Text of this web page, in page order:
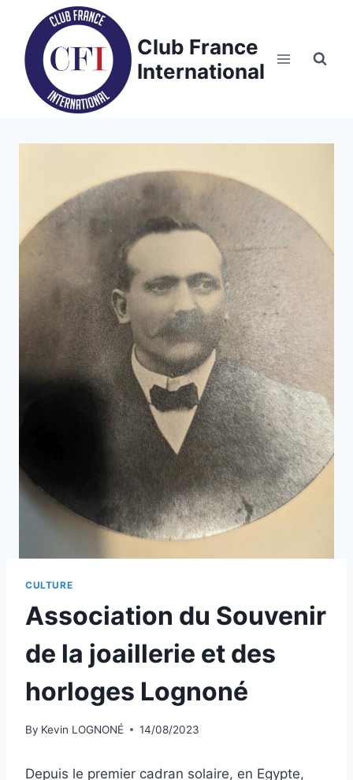
content
Club France
International
CULTURE
Association du Souvenir
de la joaillerie et des
horloges Lognoné
By Kevin LOGNONÉ 14/08/2023
Depuis le premier cadran solaire, en Egypte,